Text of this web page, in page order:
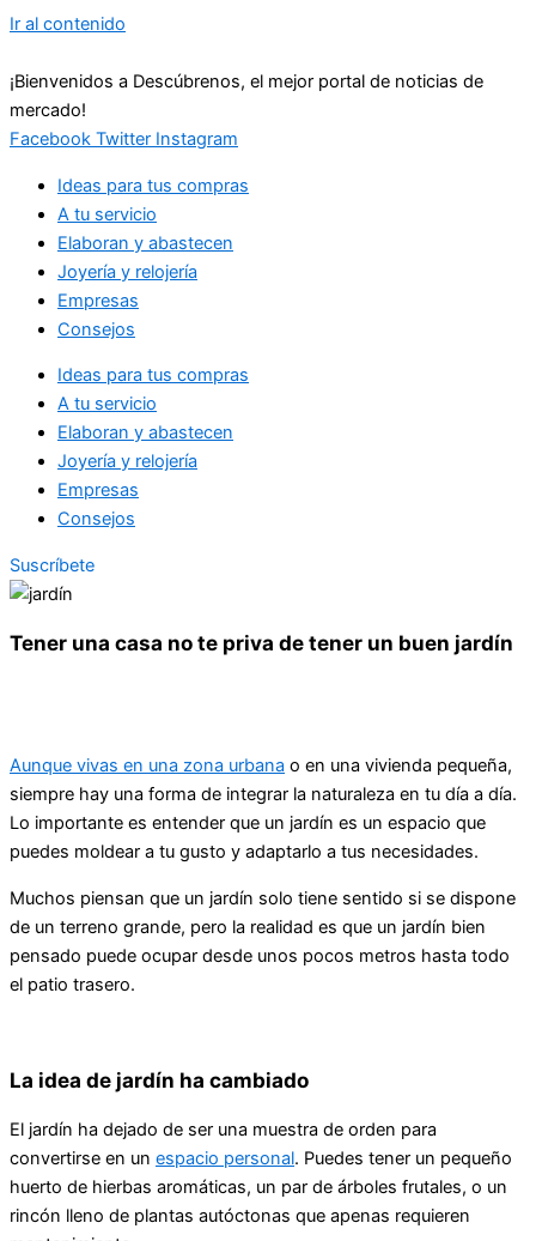
Ir al contenido
¡Bienvenidos a Descúbrenos, el mejor portal de noticias de
mercado!
Facebook Twitter Instagram
Ideas para tus compras
A tu servicio
Elaboran y abastecen
Joyería y relojería
Empresas
Consejos
Ideas para tus compras
A tu servicio
Elaboran y abastecen
Joyería y relojería
Empresas
Consejos
Suscríbete
Tener una casa no te priva de tener un buen jardín
Aunque vivas en una zona urbana o en una vivienda pequeña,
siempre hay una forma de integrar la naturaleza en tu día a día.
Lo importante es entender que un jardín es un espacio que
puedes moldear a tu gusto y adaptarlo a tus necesidades.
Muchos piensan que un jardín solo tiene sentido si se dispone
de un terreno grande, pero la realidad es que un jardín bien
pensado puede ocupar desde unos pocos metros hasta todo
el patio trasero.
La idea de jardín ha cambiado
El jardín ha dejado de ser una muestra de orden para
convertirse en un espacio personal. Puedes tener un pequeño
huerto de hierbas aromáticas, un par de árboles frutales, o un
rincón lleno de plantas autóctonas que apenas requieren